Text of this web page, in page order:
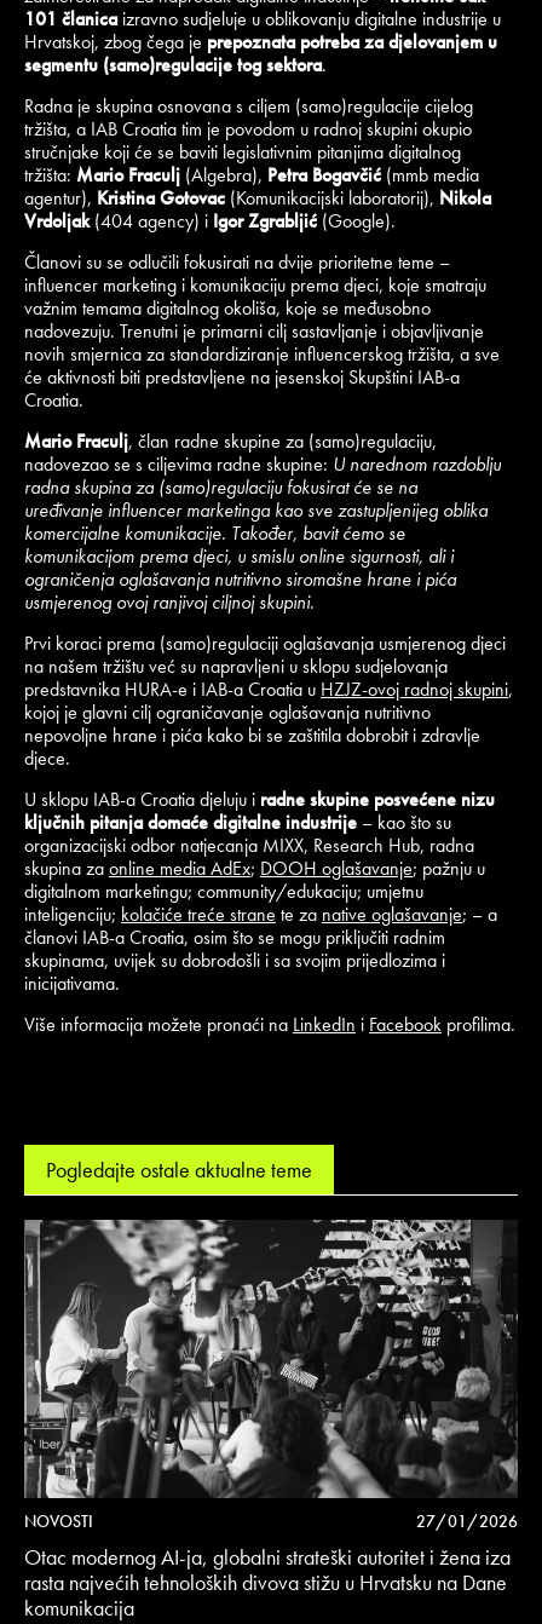
101 članicaizravno sudjeluje u oblikovanju digitalne industrije u
Hrvatskoj, zbog čega je prepoznata potreba za djelovanjem u
segmentu (samo)regulacije tog sektora.
Radna je skupina osnovana s ciljem (samo)regulacije cijelog
tržišta, a IAB Croatia tim je povodom u radnoj skupini okupio
stručnjake koji će se baviti legislativnim pitanjima digitalnog
tržišta: Mario Fraculj (Algebra), Petra Bogavčić (mmb media
agentur), Kristina Gotovac (Komunikacijski laboratorij), Nikola
Vrdoljak(404 agency) i Igor Zgrabljić (Google).
Članovi su se odlučili fokusirati na dvije prioritetne teme –
influencer marketing i komunikaciju prema djeci, koje smatraju
važnim temama digitalnog okoliša, koje se međusobno
nadovezuju. Trenutni je primarni cilj sastavljanje i objavljivanje
novih smjernica za standardiziranje influencerskog tržišta, a sve
će aktivnosti biti predstavljene na jesenskoj Skupštini IAB-a
Croatia.
Mario Fraculj, član radne skupine za (samo)regulaciju,
nadovezao se s ciljevima radne skupine: U narednom razdoblju
radna skupina za (samo)regulaciju fokusirat će se na
uređivanje influencer marketinga kao sve zastupljenijeg oblika
komercijalne komunikacije. Također, bavit ćemo se
komunikacijom prema djeci, u smislu online sigurnosti, ali i
ograničenja oglašavanja nutritivno siromašne hrane i pića
usmjerenog ovoj ranjivoj ciljnoj skupini.
Prvi koraci prema (samo)regulaciji oglašavanja usmjerenog djeci
na našem tržištu već su napravljeni u sklopu sudjelovanja
predstavnika HURA-e i IAB-a Croatia u HZJZ-ovoj radnoj skupini,
kojoj je glavni cilj ograničavanje oglašavanja nutritivno
nepovoljne hrane i pića kako bi se zaštitila dobrobit i zdravlje
djece.
U sklopu IAB-a Croatia djeluju i radne skupine posvećene nizu
ključnih pitanja domaće digitalne industrije – kao što su
organizacijski odbor natjecanja MIXX, Research Hub, radna
skupina zaonline media AdEx; DOOH oglašavanje; pažnju u
digitalnom marketingu; community/edukaciju; umjetnu
inteligenciju; kolačiće treće strane te za native oglašavanje; – a
članovi IAB-a Croatia, osim što se mogu priključiti radnim
skupinama, uvijek su dobrodošli i sa svojim prijedlozima i
inicijativama.
Više informacija možete pronaći na LinkedIn i Facebook profilima.
Pogledajte ostale aktualne teme
NOVOSTI 27/01/2026
Otac modernog AI-ja, globalni strateški autoritet i žena iza
rasta najvećih tehnoloških divova stižu u Hrvatsku na Dane
komunikacija